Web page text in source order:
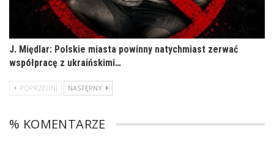
J. Międlar: Polskie miasta powinny natychmiast zerwać
współpracę z ukraińskimi…
POPRZEDNI NASTĘPNY
% KOMENTARZE